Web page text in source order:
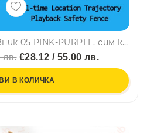
Детски смарт часовник 05 PINK-PURPLE, сим карта и камера, LBS Tracking, Водоустойчив, Лилав/ Розов
лв.€28.12 / 55.00 лв.
В КОЛИЧКА